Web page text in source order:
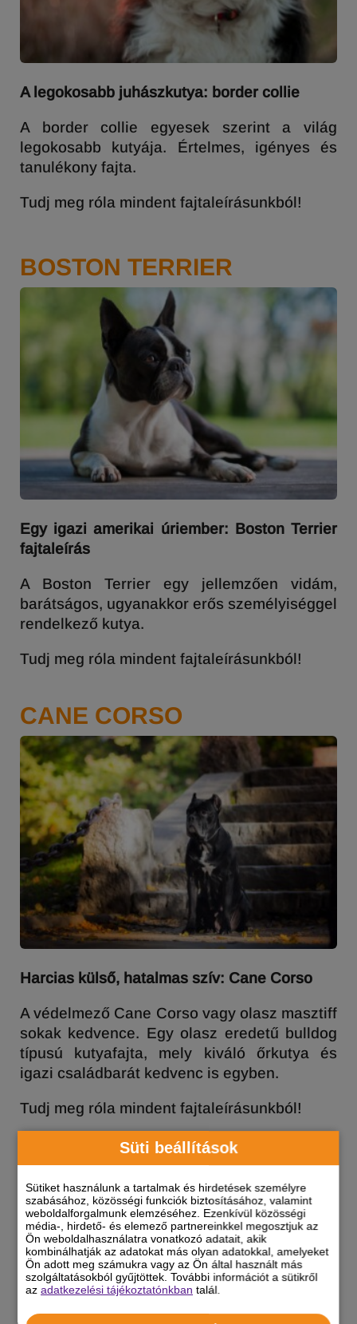
Süti beállítások
Sütiket használunk a tartalmak és hirdetések személyre
szabásához, közösségi funkciók biztosításához, valamint
weboldalforgalmunk elemzéséhez. Ezenkívül közösségi
média-, hirdető- és elemező partnereinkkel megosztjuk az
Ön weboldalhasználatra vonatkozó adatait, akik
kombinálhatják az adatokat más olyan adatokkal, amelyeket
Ön adott meg számukra vagy az Ön által használt más
szolgáltatásokból gyűjtöttek. További információt a sütikről
azadatkezelési tájékoztatónkban talál.
A legokosabb juhászkutya: border collie
A border collie egyesek szerint a világ
legokosabb kutyája. Értelmes, igényes és
tanulékony fajta.
Tudj meg róla mindent fajtaleírásunkból!
BOSTON TERRIER
Egy igazi amerikai úriember: Boston Terrier
fajtaleírás
A Boston Terrier egy jellemzően vidám,
barátságos, ugyanakkor erős személyiséggel
rendelkező kutya.
Tudj meg róla mindent fajtaleírásunkból!
CANE CORSO
Harcias külső, hatalmas szív: Cane Corso
A védelmező Cane Corso vagy olasz masztiff
sokak kedvence. Egy olasz eredetű bulldog
típusú kutyafajta, mely kiváló őrkutya és
igazi családbarát kedvenc is egyben.
Tudj meg róla mindent fajtaleírásunkból!
CAVAPOO